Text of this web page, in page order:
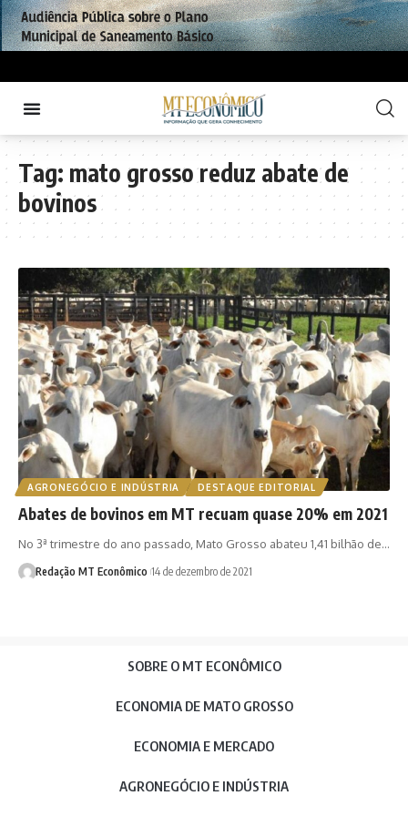
Tag: mato grosso reduz abate de
bovinos
AGRONEGÓCIO E INDÚSTRIA DESTAQUE EDITORIAL
Abates de bovinos em MT recuam quase 20% em 2021
No 3ª trimestre do ano passado, Mato Grosso abateu 1,41 bilhão de…
Redação MT Econômico 14 de dezembro de 2021
SOBRE O MT ECONÔMICO
ECONOMIA DE MATO GROSSO
ECONOMIA E MERCADO
AGRONEGÓCIO E INDÚSTRIA